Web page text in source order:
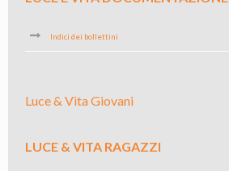
Indici dei bollettini
Luce & Vita Giovani
LUCE & VITA RAGAZZI